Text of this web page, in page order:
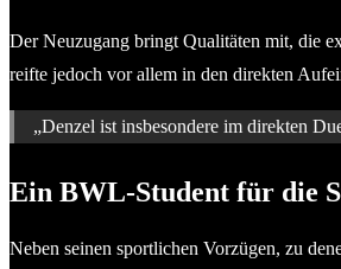
Der Neuzugang bringt Qualitäten mit, die
reifte jedoch vor allem in den direkten
„Denzel ist insbesondere im direkten
Ein BWL-Student für die
Neben seinen sportlichen Vorzügen, zu